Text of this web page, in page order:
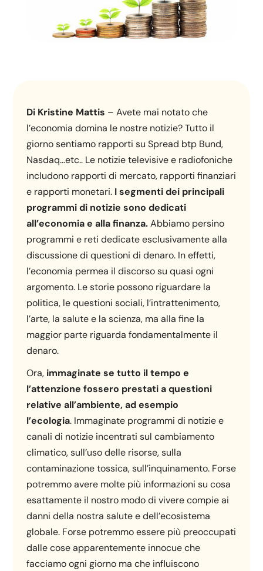
Di Kristine Mattis – Avete mai notato che
l’economia domina le nostre notizie? Tutto il
giorno sentiamo rapporti su Spread btp Bund,
Nasdaq…etc.. Le notizie televisive e radiofoniche
includono rapporti di mercato, rapporti finanziari
e rapporti monetari. I segmenti dei principali
programmi di notizie sono dedicati
all’economia e alla finanza.Abbiamo persino
programmi e reti dedicate esclusivamente alla
discussione di questioni di denaro. In effetti,
l’economia permea il discorso su quasi ogni
argomento. Le storie possono riguardare la
politica, le questioni sociali, l’intrattenimento,
l’arte, la salute e la scienza, ma alla fine la
maggior parte riguarda fondamentalmente il
denaro.
Ora, immaginate se tutto il tempo e
l’attenzione fossero prestati a questioni
relative all’ambiente, ad esempio
l’ecologia. Immaginate programmi di notizie e
canali di notizie incentrati sul cambiamento
climatico, sull’uso delle risorse, sulla
contaminazione tossica, sull’inquinamento. Forse
potremmo avere molte più informazioni su cosa
esattamente il nostro modo di vivere compie ai
danni della nostra salute e dell’ecosistema
globale. Forse potremmo essere più preoccupati
dalle cose apparentemente innocue che
facciamo ogni giorno ma che influiscono